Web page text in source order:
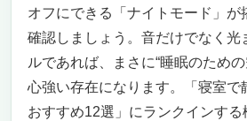
オフにできる「ナイトモード」が
確認しましょう。音だけでなく光
ルであれば、まさに“睡眠のため
心強い存在になります。「寝室で
おすすめ12選」にランクインす